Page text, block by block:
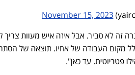
November 15, 2023
זה לא סביר. אבל איזה איש מעוות
מקום העבודה של אחיו. תוצאה של
פטריוטית. עד כאן".